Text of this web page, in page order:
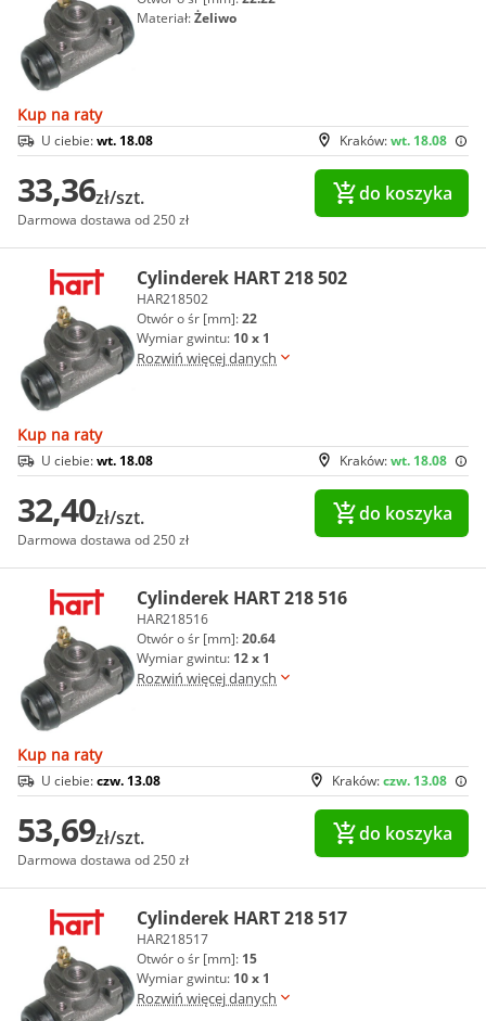
Materiał:Żeliwo
Kup na raty
Kraków:wt. 18.08
U ciebie:wt. 18.08
33,36zł/szt.
Darmowa dostawa od 250 zł
do koszyka
Cylinderek HART 218 502
HAR218502
Otwór o śr [mm]:22
Wymiar gwintu: 10 x 1
Rozwiń więcej danych
Kup na raty
Kraków:wt. 18.08
U ciebie:wt. 18.08
32,40zł/szt.
Darmowa dostawa od 250 zł
do koszyka
Cylinderek HART 218 516
HAR218516
Otwór o śr [mm]:20.64
Wymiar gwintu: 12 x 1
Rozwiń więcej danych
Kup na raty
Kraków:czw. 13.08
U ciebie:czw. 13.08
53,69zł/szt.
Darmowa dostawa od 250 zł
do koszyka
Cylinderek HART 218 517
HAR218517
Otwór o śr [mm]: 15
Wymiar gwintu: 10 x 1
Rozwiń więcej danych